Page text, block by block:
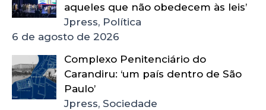
aqueles que não obedecem às leis’
Jpress, Política
6 de agosto de 2026
Complexo Penitenciário do
Carandiru: ‘um país dentro de São
Paulo’
Jpress, Sociedade